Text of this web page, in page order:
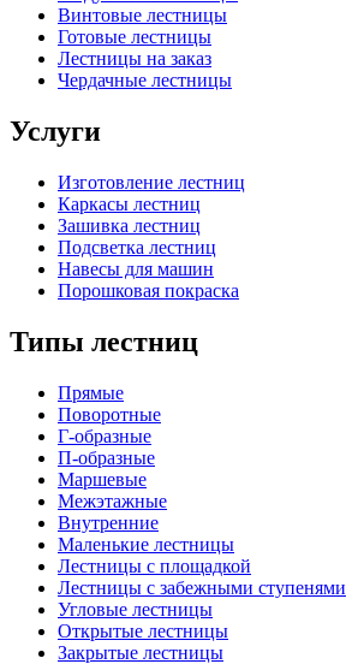
Винтовые лестницы
Готовые лестницы
Лестницы на заказ
Чердачные лестницы
Услуги
Изготовление лестниц
Каркасы лестниц
Зашивка лестниц
Подсветка лестниц
Навесы для машин
Порошковая покраска
Типы лестниц
Прямые
Поворотные
Г-образные
П-образные
Маршевые
Межэтажные
Внутренние
Маленькие лестницы
Лестницы с площадкой
Лестницы с забежными ступенями
Угловые лестницы
Открытые лестницы
Закрытые лестницы